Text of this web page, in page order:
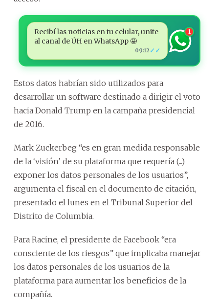
Recibí las noticias en tu celular, unite
al canal de ÚH en WhatsApp 🤩
09:12 ✓✓
1
Estos datos habrían sido utilizados para
desarrollar un software destinado a dirigir el voto
hacia Donald Trump en la campaña presidencial
de 2016.
Mark Zuckerbeg “es en gran medida responsable
de la ‘visión’ de su plataforma que requería (...)
exponer los datos personales de los usuarios”,
argumenta el fiscal en el documento de citación,
presentado el lunes en el Tribunal Superior del
Distrito de Columbia.
Para Racine, el presidente de Facebook “era
consciente de los riesgos” que implicaba manejar
los datos personales de los usuarios de la
plataforma para aumentar los beneficios de la
compañía.